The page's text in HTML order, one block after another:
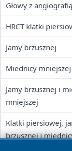
Głowy z angiografią
HRCT klatki
Jamy brzusznej
Miednicy mniejszej
Jamy brzusznej i
mniejszej
Klatki piersiowej,
brzusznej i